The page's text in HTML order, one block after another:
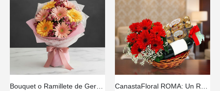
Bouquet o Ramillete de Gerberas Multicolor CanastaFloral ROMA: Un Regalo Inolvidable con Vino y Chocolates. 🎁